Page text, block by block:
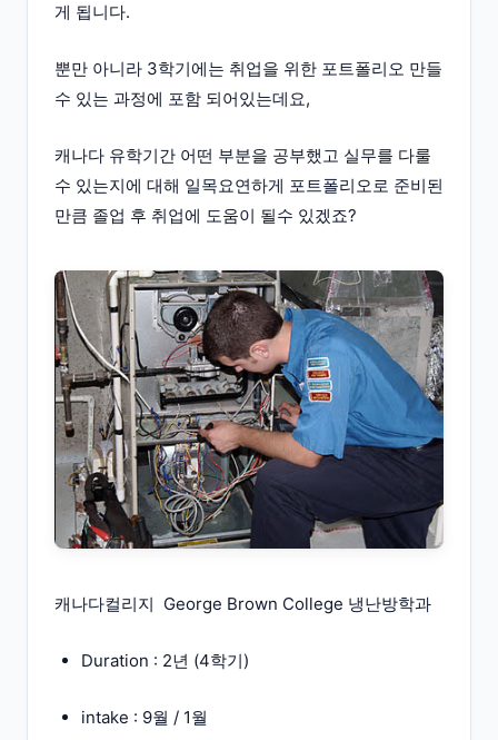
게 됩니다.
뿐만 아니라 3학기에는 취업을 위한 포트폴리오 만들
수 있는 과정에 포함 되어있는데요,
캐나다 유학기간 어떤 부분을 공부했고 실무를 다룰
수 있는지에 대해 일목요연하게 포트폴리오로 준비된
만큼 졸업 후 취업에 도움이 될수 있겠죠?
캐나다컬리지 George Brown College 냉난방학과
Duration : 2년 (4학기)
intake : 9월 / 1월